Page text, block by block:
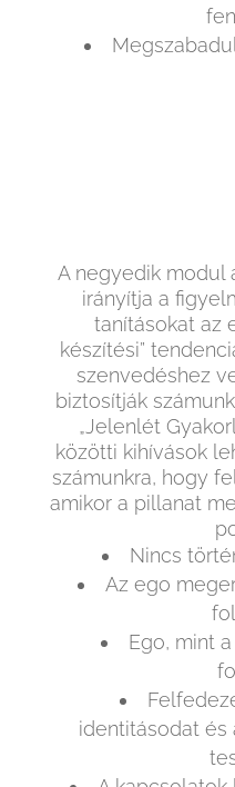
A negyedik modul
irányítja a
tanításokat az
készítési”
szenvedéshez
biztosítják
„Jelenlét
közötti kihívások
számunkra, hogy
amikor a pillanat
Nincs
Az ego
Ego, mint
identitásodat és